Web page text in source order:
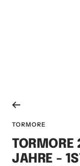
TORMORE
JAHRE -